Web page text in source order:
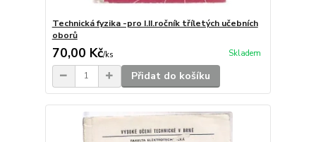
Technická fyzika -pro I.II.ročník tříletých učebních
oborů
70,00 Kč/ks Skladem
Přidat do košíku